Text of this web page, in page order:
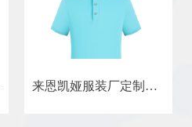
来恩凯娅服装厂定制批发广告衫laienkaiya